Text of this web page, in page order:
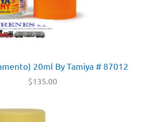
20ml By Tamiya # 87012
$135.00